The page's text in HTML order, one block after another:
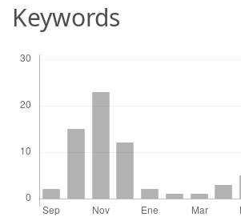
Keywords